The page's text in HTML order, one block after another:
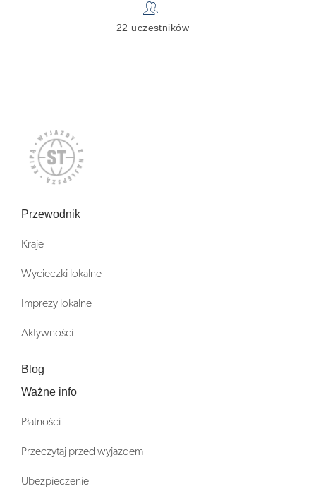
👥
22 uczestników
Przewodnik
Kraje
Wycieczki lokalne
Imprezy lokalne
Aktywności
Blog
Ważne info
Płatności
Przeczytaj przed wyjazdem
Ubezpieczenie